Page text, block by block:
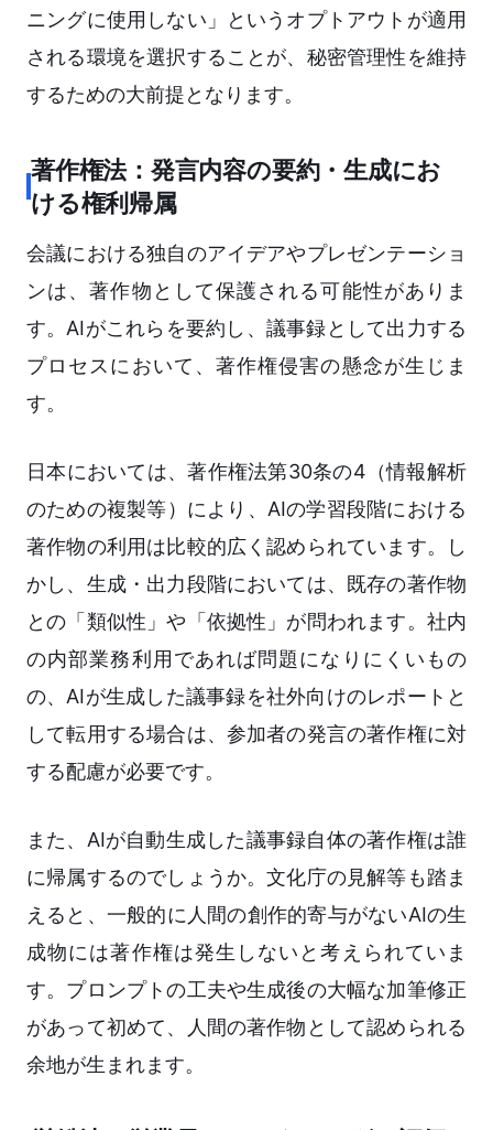
ニングに使用しない」というオプトアウトが適用
される環境を選択することが、秘密管理性を維持
するための大前提となります。
著作権法：発言内容の要約・生成にお
ける権利帰属
会議における独自のアイデアやプレゼンテーショ
ンは、著作物として保護される可能性がありま
す。AIがこれらを要約し、議事録として出力する
プロセスにおいて、著作権侵害の懸念が生じま
す。
日本においては、著作権法第30条の4（情報解析
のための複製等）により、AIの学習段階における
著作物の利用は比較的広く認められています。し
かし、生成・出力段階においては、既存の著作物
との「類似性」や「依拠性」が問われます。社内
の内部業務利用であれば問題になりにくいもの
の、AIが生成した議事録を社外向けのレポートと
して転用する場合は、参加者の発言の著作権に対
する配慮が必要です。
また、AIが自動生成した議事録自体の著作権は誰
に帰属するのでしょうか。文化庁の見解等も踏ま
えると、一般的に人間の創作的寄与がないAIの生
成物には著作権は発生しないと考えられていま
す。プロンプトの工夫や生成後の大幅な加筆修正
があって初めて、人間の著作物として認められる
余地が生まれます。